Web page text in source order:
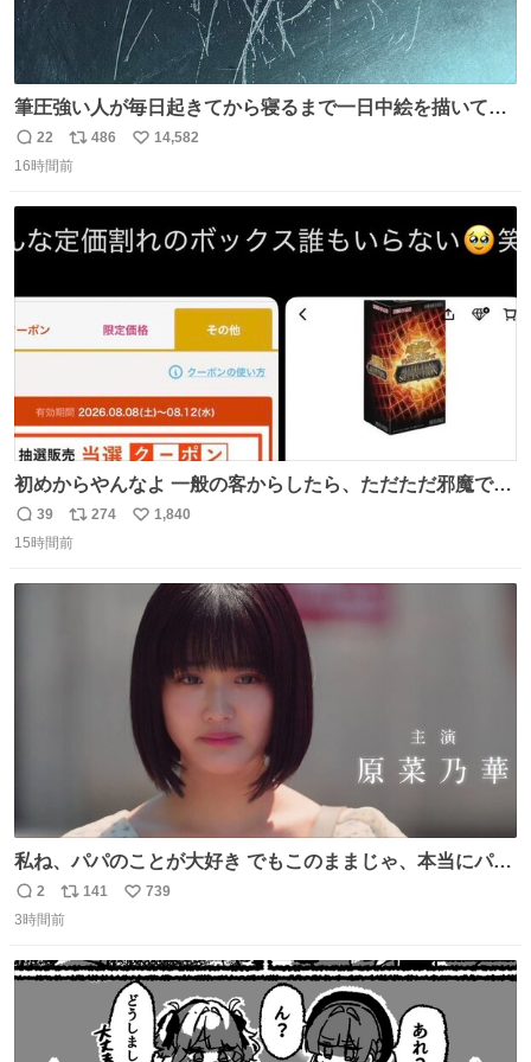
筆圧強い人が毎日起きてから寝るまで一日中絵を描いてる
とこうなる。 異常事態です。
返
信
22
リ
ポ
ト
数
486
い
数
14,582
16時間前
初めからやんなよ 一般の客からしたら、ただただ邪魔でし
かないのよ
返
信
39
リ
ポ
274
い
数
1,840
15時間前
私ね、パパのことが大好き でもこのままじゃ、本当にパパ
を嫌いになっちゃう だから・・・ ドラマ #もうパパ ！😠
本編映像初公開📺 親子の愛ゆえのすれ違いを描くティザー
tver.jp/series/sr504n7… #日10 #ABCテレビ #新ドラマ
10/4（日）スタート🎬
返
信
2
リ
ポ
ト
141
い
数
739
3時間前